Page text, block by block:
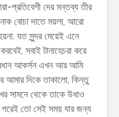
প্রতিবেশী দের মন্তব্য তীর
বোচা দাতে ময়লা, আরো
যত সুন্দর মেয়েই এনে
সবাই টানাহেচরা করে
আকর্সন এখন আর আমি
আমার দিকে তাকালো, কিন্তু
সামনে থেকে তাকে উধাও
পরেই তো সেই সময় যার জন্য